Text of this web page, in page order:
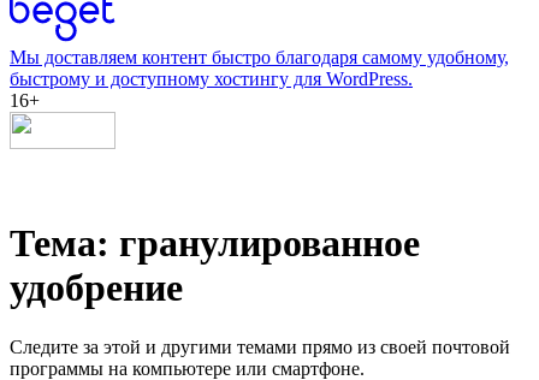
Мы доставляем контент быстро благодаря самому удобному,
быстрому и доступному хостингу для WordPress.
16+
Тема: гранулированное
удобрение
Следите за этой и другими темами прямо из своей почтовой
программы на компьютере или смартфоне.